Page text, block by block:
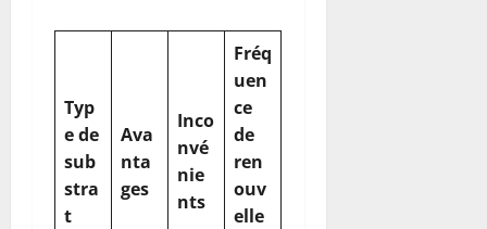
Typ
e de
sub
stra
t
Ava
nta
ges
Inco
nvé
nie
nts
Fréq
uen
ce
de
ren
ouv
elle